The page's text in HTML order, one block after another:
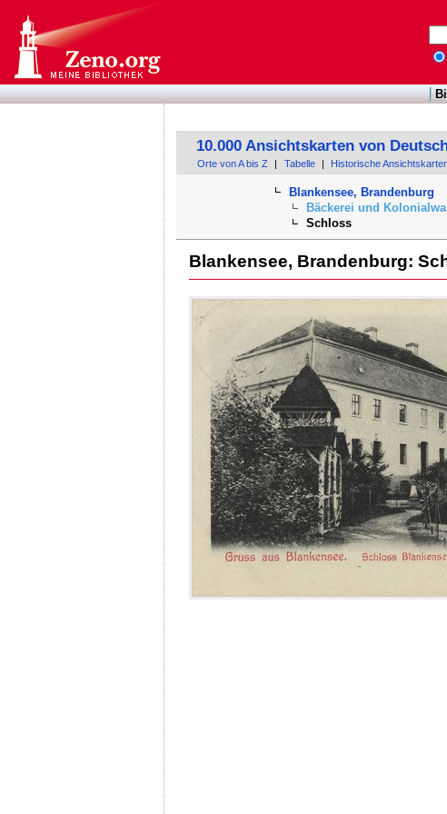
10.000 Ansichtskarten von
Orte von A bis Z Tabelle Historische
Blankensee, Brandenburg
Bäckerei und
Schloss
Blankensee, Brandenburg: